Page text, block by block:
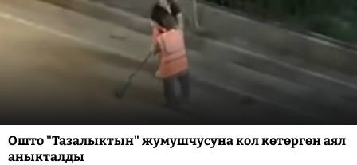
Ошто "Тазалыктын" жумушчусуна кол көтөргөн аял
аныкталды